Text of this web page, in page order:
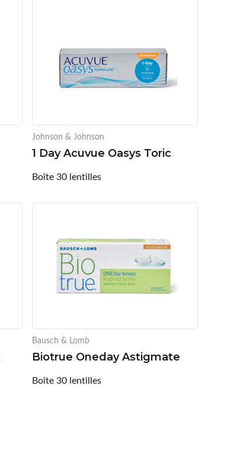
Johnson & Johnson
1 Day Acuvue Oasys Toric
Boîte 30 lentilles
Bausch & Lomb
Biotrue Oneday Astigmate
Boîte 30 lentilles